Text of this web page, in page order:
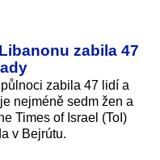
zabila 47
zabila 47 lidí a
nejméně sedm žen a
Times of Israel (ToI)
v Bejrútu.